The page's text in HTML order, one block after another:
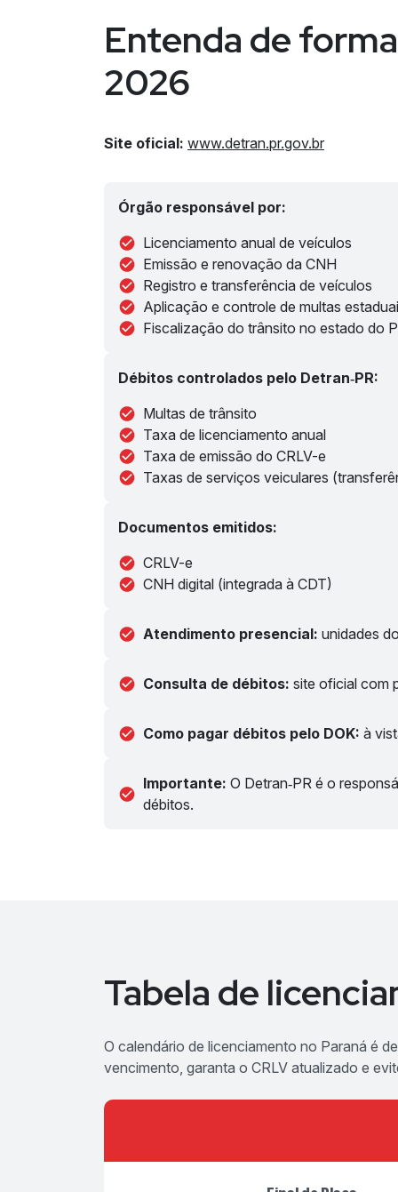
Entenda de
2026
Site oficial: www.detran.pr.gov.br
Órgão responsável por:
Licenciamento anual de veículos
Emissão e renovação da CNH
Registro e transferência de veículos
Aplicação e controle de multas
Fiscalização do trânsito no estado do
Débitos controlados pelo Detran‑PR:
Multas de trânsito
Taxa de licenciamento anual
Taxa de emissão do CRLV-e
Taxas de serviços veiculares
Documentos emitidos:
CRLV-e
CNH digital (integrada à CDT)
Atendimento presencial: unidades
Consulta de débitos: site oficial com
Como pagar débitos pelo DOK: à
Importante: O Detran‑PR é o
débitos.
Tabela de
O calendário de licenciamento no Paraná é
vencimento, garanta o CRLV atualizado e